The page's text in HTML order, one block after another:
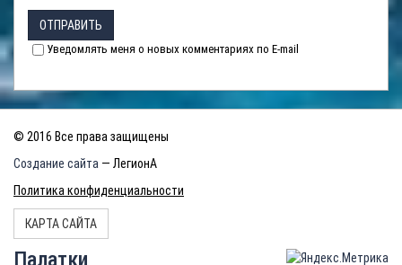
ОТПРАВИТЬ
Уведомлять меня о новых комментариях по E-mail
© 2016 Все права защищены
Создание сайта — ЛегионА
Политика конфиденциальности
КАРТА САЙТА
Палатки